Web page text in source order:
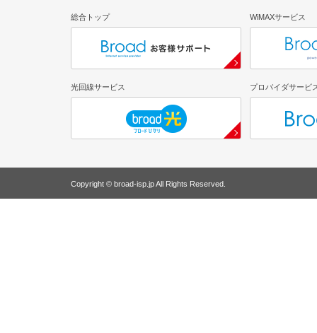
総合トップ WiMAXサービス
光回線サービス プロバイダサービ
Copyright © broad-isp.jp All Rights Reserved.